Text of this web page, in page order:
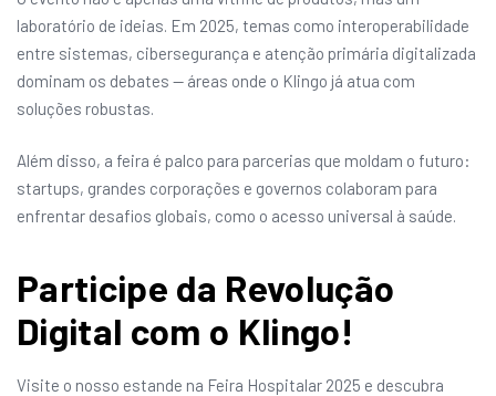
laboratório de ideias. Em 2025, temas como interoperabilidade
entre sistemas, cibersegurança e atenção primária digitalizada
dominam os debates — áreas onde o Klingo já atua com
soluções robustas.
Além disso, a feira é palco para parcerias que moldam o futuro:
startups, grandes corporações e governos colaboram para
enfrentar desafios globais, como o acesso universal à saúde.
Participe da Revolução
Digital com o Klingo!
Visite o nosso estande na Feira Hospitalar 2025 e descubra